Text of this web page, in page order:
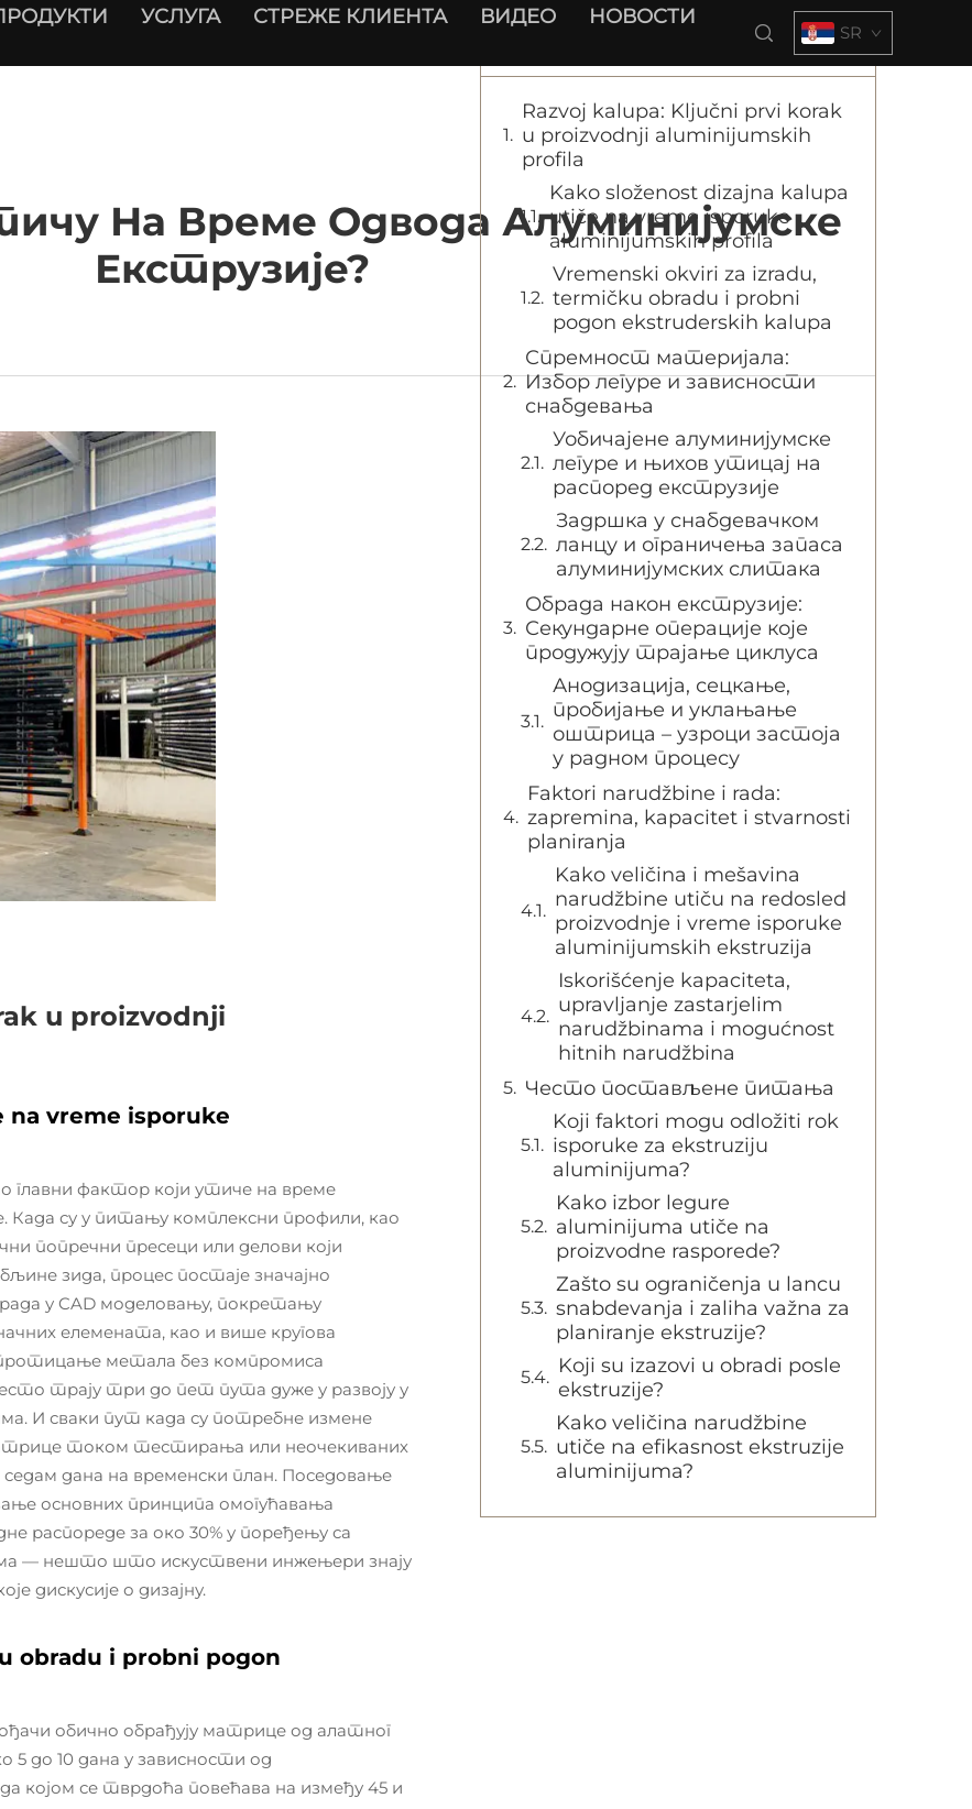
УСЛУГА СТРЕЖЕ КЛИЕНТА ВИДЕО
НОВОСТИ
SR
На Време Одвода Алуминијумске
Екструзије?
u proizvodnji
na vreme isporuke
главни фактор који утиче на време
су у питању комплексни профили, као
попречни пресеци или делови који
зида, процес постаје значајно
у CAD моделовању, покретању
елемената, као и више кругова
протицање метала без компромиса
трају три до пет пута дуже у развоју у
И сваки пут када су потребне измене
током тестирања или неочекиваних
дана на временски план. Поседовање
основних принципа омогућавања
распореде за око 30% у поређењу са
— нешто што искуствени инжењери знају
дискусије о дизајну.
obradu i probni pogon
обично обрађују матрице од алатног
5 до 10 дана у зависности од
којом се тврдоћа повећава на између 45 и
Razvoj kalupa: Ključni prvi korak
u proizvodnji aluminijumskih
profila
Kako složenost dizajna kalupa
utiče na vreme isporuke
aluminijumskih profila
Vremenski okviri za izradu,
termičku obradu i probni
pogon ekstruderskih kalupa
Спремност материјала:
Избор легуре и зависности
снабдевања
Уобичајене алуминијумске
легуре и њихов утицај на
распоред екструзије
Задршка у снабдевачком
ланцу и ограничења запаса
алуминијумских слитака
Обрада након екструзије:
Секундарне операције које
продужују трајање циклуса
Анодизација, сецкање,
пробијање и уклањање
оштрица – узроци застоја
у радном процесу
Faktori narudžbine i rada:
zapremina, kapacitet i stvarnosti
planiranja
Kako veličina i mešavina
narudžbine utiču na redosled
proizvodnje i vreme isporuke
aluminijumskih ekstruzija
Iskorišćenje kapaciteta,
upravljanje zastarjelim
narudžbinama i mogućnost
hitnih narudžbina
Често постављене питања
Koji faktori mogu odložiti rok
isporuke za ekstruziju
aluminijuma?
Kako izbor legure
aluminijuma utiče na
proizvodne rasporede?
Zašto su ograničenja u lancu
snabdevanja i zaliha važna za
planiranje ekstruzije?
Koji su izazovi u obradi posle
ekstruzije?
Kako veličina narudžbine
utiče na efikasnost ekstruzije
aluminijuma?